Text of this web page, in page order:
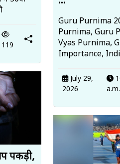
119
पकड़ी,
Guru Purnima
Purnima, Guru
Vyas Purnima,
Importance,
July 29,
2026
a.m.